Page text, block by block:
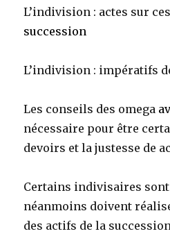
L’indivision : actes sur
succession
L’indivision : impératifs
Les conseils des omega
nécessaire pour être
devoirs et la justesse de
Certains indivisaires sont
néanmoins doivent
des actifs de la